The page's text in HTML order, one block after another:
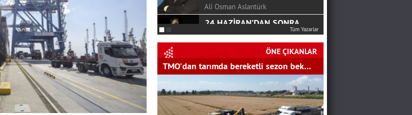
Ali Osman Aslantürk
24 HAZİRAN’DAN SONRA
CHP…
Mutluluk Sofrası...
Hakan Aydemir
YGS Öncesi Yapmanız
Tüm Yazarlar
ÖNE ÇIKANLAR
TMO'dan tarımda bereketli sezon bek…